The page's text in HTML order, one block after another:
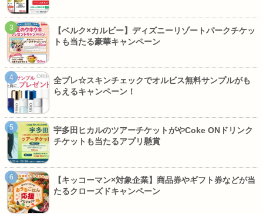
【ベルク×カルビー】ディズニーリゾートパークチケッ
トも当たる豪華キャンペーン
全プレ☆スキンチェックでオルビス無料サンプルがも
らえるキャンペーン！
宇多田ヒカルのツアーチケットがやCoke ONドリンク
チケットも当たるアプリ懸賞
【キッコーマン×対象企業】商品券やギフト券などが当
たるクローズドキャンペーン